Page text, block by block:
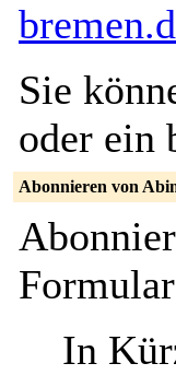
Sie
oder ein
Abonnieren von
In